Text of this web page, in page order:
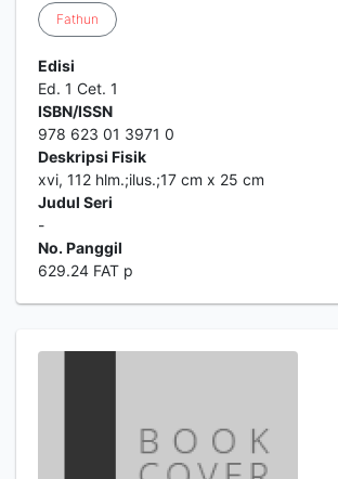
Fathun
Edisi
Ed. 1 Cet. 1
ISBN/ISSN
978 623 01 3971 0
Deskripsi Fisik
xvi, 112 hlm.;ilus.;17 cm x 25 cm
Judul Seri
-
No. Panggil
629.24 FAT p